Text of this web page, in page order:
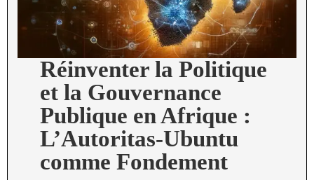
Réinventer la Politique
et la Gouvernance
Publique en Afrique :
L’Autoritas-Ubuntu
comme Fondement